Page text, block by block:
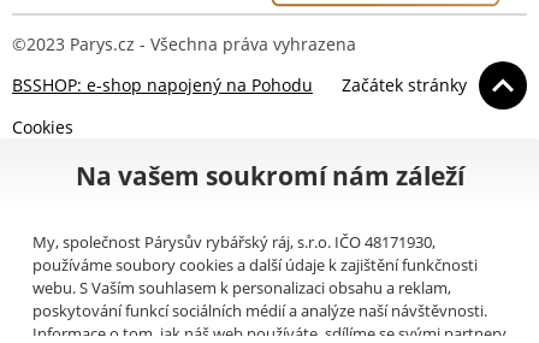
©2023 Parys.cz - Všechna práva vyhrazena
BSSHOP: e-shop napojený na Pohodu
Začátek stránky
Cookies
Na vašem soukromí nám záleží
My, společnost Párysův rybářský ráj, s.r.o. IČO 48171930,
používáme soubory cookies a další údaje k zajištění funkčnosti
webu. S Vaším souhlasem k personalizaci obsahu a reklam,
poskytování funkcí sociálních médií a analýze naší návštěvnosti.
Informace o tom, jak náš web používáte, sdílíme se svými partnery